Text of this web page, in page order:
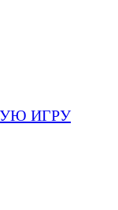
ИГРУ